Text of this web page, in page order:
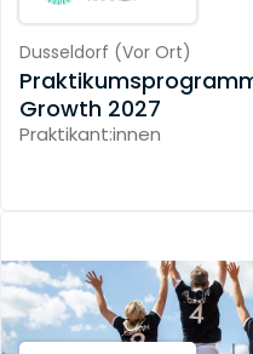
Dusseldorf (Vor Ort)
Growth 2027
Praktikant:innen